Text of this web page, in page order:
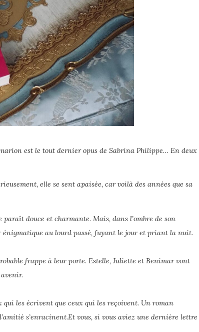
est le tout dernier opus de Sabrina Philippe… En deux
elle se sent apaisée, car voilà des années que sa
douce et charmante. Mais, dans l’ombre de son
énigmatique au lourd passé, fuyant le jour et priant la nuit.
frappe à leur porte. Estelle, Juliette et Benimar vont
les écrivent que ceux qui les reçoivent. Un roman
s’enracinent.Et vous, si vous aviez une dernière lettre